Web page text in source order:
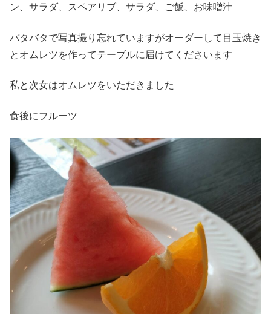
ン、サラダ、スペアリブ、サラダ、ご飯、お味噌汁
バタバタで写真撮り忘れていますがオーダーして目玉焼き
とオムレツを作ってテーブルに届けてくださいます
私と次女はオムレツをいただきました
食後にフルーツ